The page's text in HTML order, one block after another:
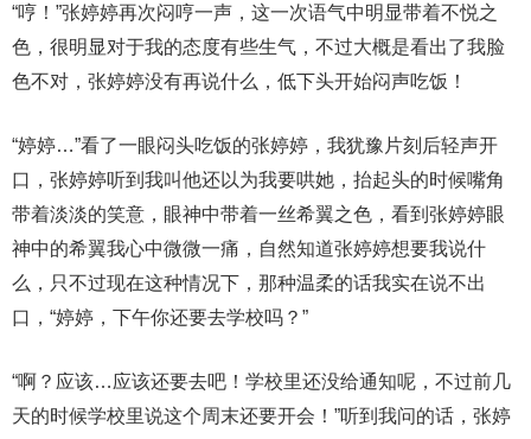
“哼！”张婷婷再次闷哼一声，这一次语气中明显带着不悦之
色，很明显对于我的态度有些生气，不过大概是看出了我脸
色不对，张婷婷没有再说什么，低下头开始闷声吃饭！
“婷婷…”看了一眼闷头吃饭的张婷婷，我犹豫片刻后轻声开
口，张婷婷听到我叫他还以为我要哄她，抬起头的时候嘴角
带着淡淡的笑意，眼神中带着一丝希翼之色，看到张婷婷眼
神中的希翼我心中微微一痛，自然知道张婷婷想要我说什
么，只不过现在这种情况下，那种温柔的话我实在说不出
口，“婷婷，下午你还要去学校吗？”
“啊？应该…应该还要去吧！学校里还没给通知呢，不过前几
天的时候学校里说这个周末还要开会！”听到我问的话，张婷